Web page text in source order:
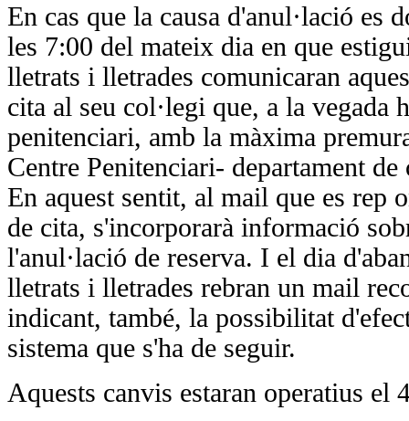
En cas que la causa d'anul·lació es
les 7:00 del mateix dia en que
lletrats i lletrades comunicaran
cita al seu col·legi que, a la vegada
penitenciari, amb la màxima
Centre Penitenciari- departament
En aquest sentit, al mail que es rep
de cita, s'incorporarà informació
l'anul·lació de reserva. I el dia
lletrats i lletrades rebran un mail
indicant, també, la possibilitat
sistema que s'ha de seguir.
Aquests canvis estaran operatius el